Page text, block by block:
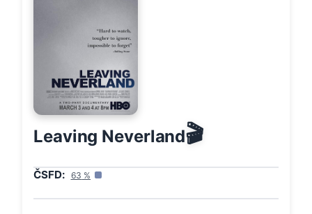
Leaving Neverland🎬
ČSFD: 63 %